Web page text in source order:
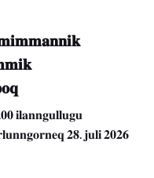
𝐢𝐥𝐚𝐧𝐧𝐠𝐮𝐥𝐥𝐮𝐠𝐮
𝟐𝟖. 𝐣𝐮𝐥𝐢 𝟐𝟎𝟐𝟔